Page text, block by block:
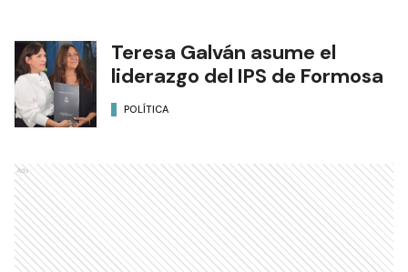
Teresa Galván asume el
liderazgo del IPS de Formosa
POLÍTICA
Ads